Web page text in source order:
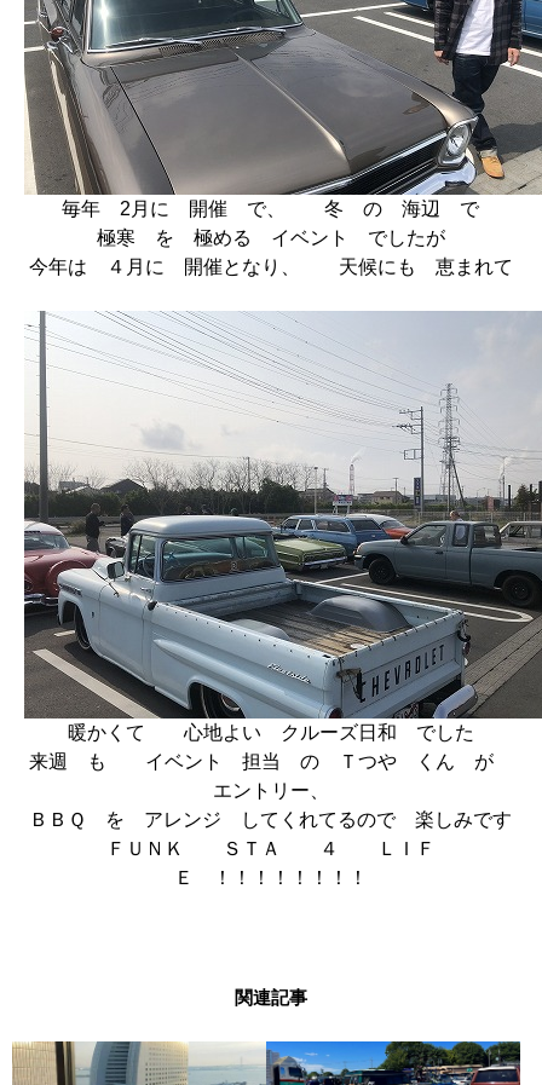
毎年 2月に 開催 で、 冬 の 海辺 で
極寒 を 極める イベント でしたが
今年は ４月に 開催となり、 天候にも 恵まれて
暖かくて 心地よい クルーズ日和 でした
来週 も イベント 担当 の Ｔつや くん が
エントリー、
ＢＢＱ を アレンジ してくれてるので 楽しみです
ＦＵＮＫ ＳＴＡ ４ ＬＩＦ
Ｅ ！！！！！！！！
関連記事